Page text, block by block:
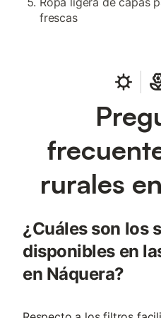
frescas
rurales
¿Cuáles son los
disponibles en
en Náquera?